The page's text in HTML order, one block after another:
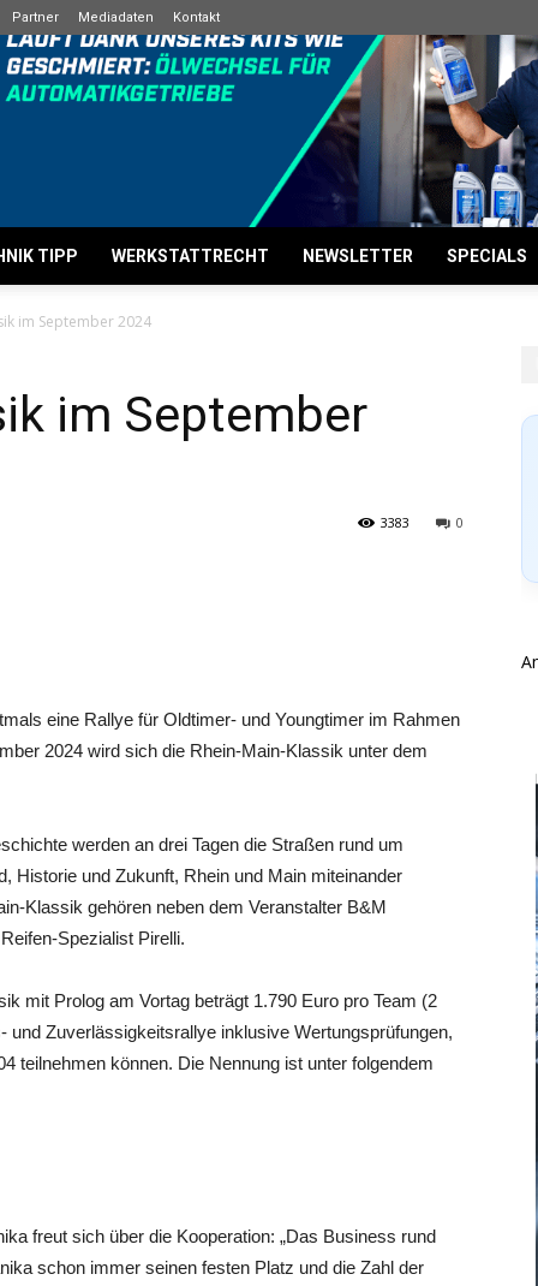
Partner Mediadaten Kontakt
TIPP WERKSTATTRECHT NEWSLETTER SPECIALS
im September 2024
im September
0
3383
eine Rallye für Oldtimer- und Youngtimer im Rahmen
2024 wird sich die Rhein-Main-Klassik unter dem
werden an drei Tagen die Straßen rund um
Historie und Zukunft, Rhein und Main miteinander
Klassik gehören neben dem Veranstalter B&M
Spezialist Pirelli.
mit Prolog am Vortag beträgt 1.790 Euro pro Team (2
Zuverlässigkeitsrallye inklusive Wertungsprüfungen,
teilnehmen können. Die Nennung ist unter folgendem
freut sich über die Kooperation: „Das Business rund
schon immer seinen festen Platz und die Zahl der